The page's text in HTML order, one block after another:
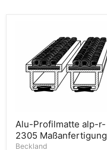
Alu-Profilmatte alp-r-
2305 Maßanfertigung
Beckland